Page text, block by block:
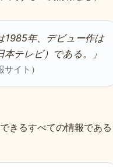
1985年、デビュー作は
本テレビ）である。」
イト）
きるすべての情報である